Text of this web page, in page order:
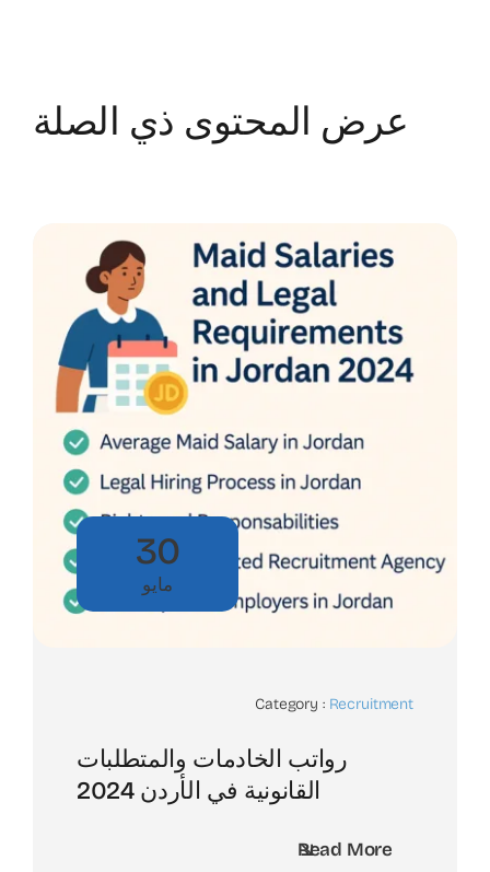
عرض المحتوى ذي الصلة
30
مايو
Category : Recruitment
رواتب الخادمات والمتطلبات
القانونية في الأردن 2024
Read More